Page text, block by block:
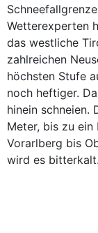
Wetterexperten
das westliche
zahlreichen
höchsten Stufe
noch heftiger.
hinein schneien.
Meter, bis zu
Vorarlberg bis
wird es bitterkalt.